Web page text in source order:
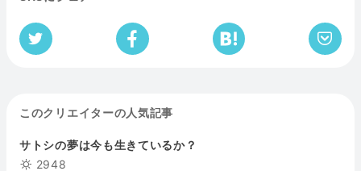
このクリエイターの人気記事
サトシの夢は今も生きているか？
2948